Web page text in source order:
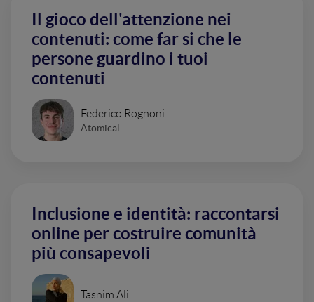
Il gioco dell'attenzione nei
contenuti: come far si che le
persone guardino i tuoi
contenuti
Federico Rognoni
Atomical
Inclusione e identità: raccontarsi
online per costruire comunità
più consapevoli
Tasnim Ali